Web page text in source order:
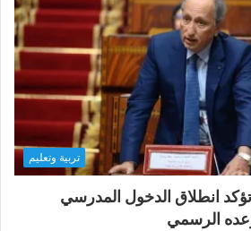
تربية وتعليم
تؤكد انطلاق الدخول المدرسي